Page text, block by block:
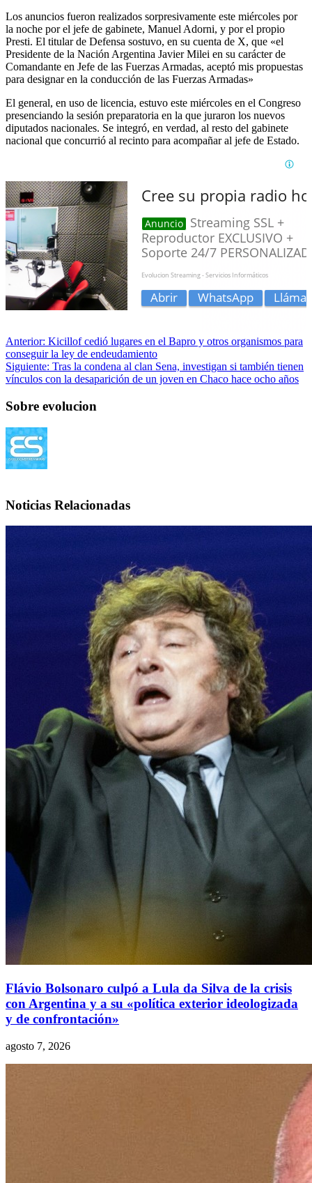
Los anuncios fueron realizados sorpresivamente este miércoles por
la noche por el jefe de gabinete, Manuel Adorni, y por el propio
Presti. El titular de Defensa sostuvo, en su cuenta de X, que «el
Presidente de la Nación Argentina Javier Milei en su carácter de
Comandante en Jefe de las Fuerzas Armadas, aceptó mis propuestas
para designar en la conducción de las Fuerzas Armadas»
El general, en uso de licencia, estuvo este miércoles en el Congreso
presenciando la sesión preparatoria en la que juraron los nuevos
diputados nacionales. Se integró, en verdad, al resto del gabinete
nacional que concurrió al recinto para acompañar al jefe de Estado.
Anterior: Kicillof cedió lugares en el Bapro y otros organismos para
conseguir la ley de endeudamiento
Siguiente: Tras la condena al clan Sena, investigan si también tienen
vínculos con la desaparición de un joven en Chaco hace ocho años
Sobre evolucion
Noticias Relacionadas
Flávio Bolsonaro culpó a Lula da Silva de la crisis
con Argentina y a su «política exterior ideologizada
y de confrontación»
agosto 7, 2026